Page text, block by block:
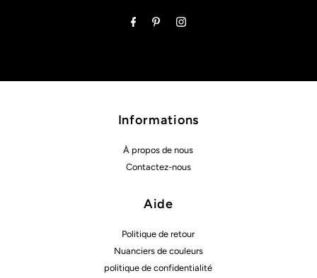
Informations
À propos de nous
Contactez-nous
Aide
Politique de retour
Nuanciers de couleurs
politique de confidentialité